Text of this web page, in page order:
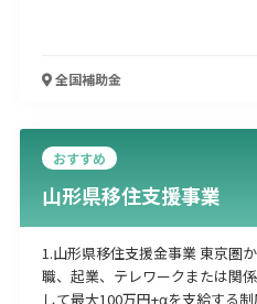
全国補助金
おすすめ
山形県移住支援事業
1.山形県移住支援金事業 東京圏
職、起業、テレワークまたは関
して最大100万円+αを支給する